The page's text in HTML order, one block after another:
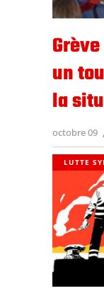
un
la
octobre 09
LUTTE